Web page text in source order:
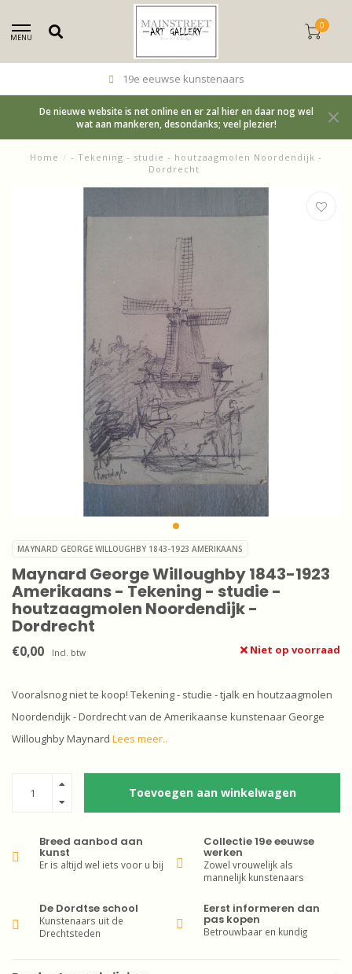
MENU
0
19e eeuwse kunstenaars
De nieuwe website is net online en er zal hier en daar nog wel
wat aan mankeren, desondanks; veel plezier!
Home / - Tekening - studie - houtzaagmolen Noordendijk -
Dordrecht
MAYNARD GEORGE WILLOUGHBY 1843-1923 AMERIKAANS
Maynard George Willoughby 1843-1923
Amerikaans - Tekening - studie -
houtzaagmolen Noordendijk -
Dordrecht
€0,00 Incl. btw Niet op voorraad
Vooralsnog niet te koop! Tekening - studie - tjalk en houtzaagmolen
Noordendijk - Dordrecht van de Amerikaanse kunstenaar George
Willoughby Maynard Lees meer..
Toevoegen aan winkelwagen
Breed aanbod aan
kunst
Er is altijd wel iets voor u bij
Collectie 19e eeuwse
werken
Zowel vrouwelijk als
mannelijk kunstenaars
De Dordtse school
Kunstenaars uit de
Drechtsteden
Eerst informeren dan
pas kopen
Betrouwbaar en kundig